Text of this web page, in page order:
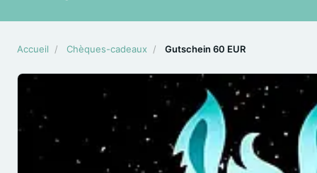
Accueil / Chèques-cadeaux / Gutschein 60 EUR